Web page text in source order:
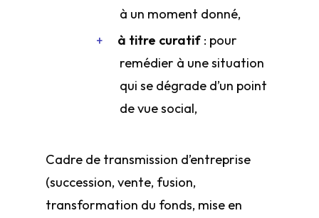
à un moment donné,
à titre curatif : pour
remédier à une situation
qui se dégrade d’un point
de vue social,
Cadre de transmission d’entreprise
(succession, vente, fusion,
transformation du fonds, mise en